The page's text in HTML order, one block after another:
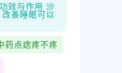
效与作用 沙
善睡眠可以
药点痣疼不疼